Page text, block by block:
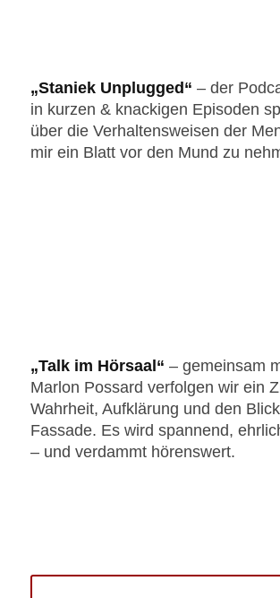
„Staniek Unplugged“ – der
in kurzen & knackigen Episoden
über die Verhaltensweisen der
mir ein Blatt vor den Mund zu
„Talk im Hörsaal“ ‒ gemeinsam
Marlon Possard verfolgen wir ein
Wahrheit, Aufklärung und den
Fassade. Es wird spannend,
– und verdammt hörenswert.